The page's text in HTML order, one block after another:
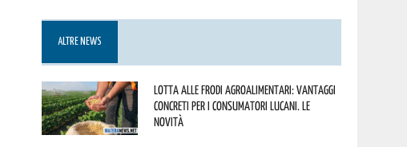
ALTRE NEWS
Lotta alle frodi agroalimentari: vantaggi
concreti per i consumatori lucani. Le
novità